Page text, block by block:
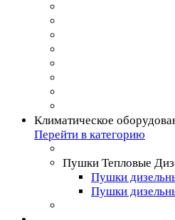
Климатическое
Перейти в категорию
Пушки Тепловые
Пушки
Пушки